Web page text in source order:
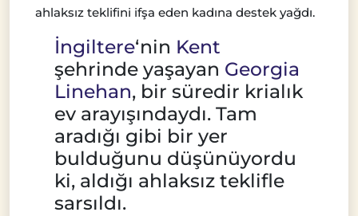
ahlaksız teklifini ifşa eden kadına destek yağdı.
İngiltere‘nin Kent
şehrinde yaşayan Georgia
Linehan, bir süredir krialık
ev arayışındaydı. Tam
aradığı gibi bir yer
bulduğunu düşünüyordu
ki, aldığı ahlaksız teklifle
sarsıldı.